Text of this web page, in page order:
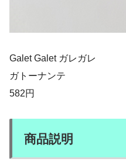
Galet Galet ガレガレ
ガトーナンテ
582円
商品説明